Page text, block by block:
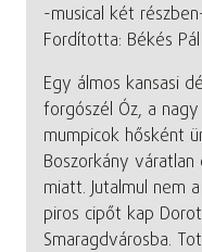
-musical két
Fordította: Békés Pál
Egy álmos kansasi
forgószél Óz, a
mumpicok hősként
Boszorkány
miatt. Jutalmul nem
piros cipőt kap
Smaragdvárosba.